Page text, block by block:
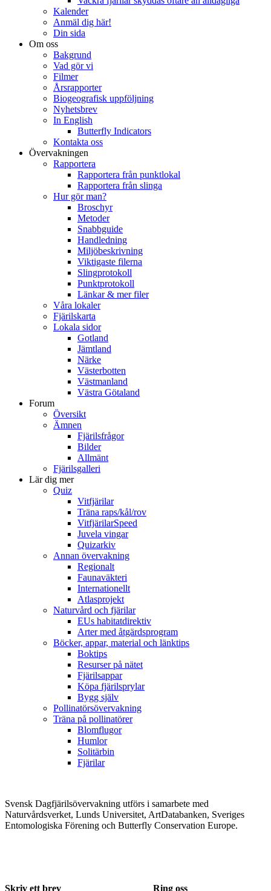
Kalender
Anmäl dig här!
Din sida
Om oss
Bakgrund
Vad gör vi
Filmer
Årsrapporter
Biogeografisk uppföljning
Nyhetsbrev
In English
Butterfly Indicators
Kontakta oss
Övervakningen
Rapportera
Rapportera från punktlokal
Rapportera från slinga
Hur gör man?
Broschyr
Metoder
Snabbguide
Handledning
Miljöbeskrivning
Viktigaste filerna
Slingprotokoll
Punktprotokoll
Länkar & mer filer
Våra lokaler
Fjärilskarta
Lokala sidor
Gotland
Jämtland
Närke
Västerbotten
Västmanland
Västra Götaland
Forum
Översikt
Ämnen
Fjärilsfrågor
Bilder
Allmänt
Fjärilsgalleri
Lär dig mer
Quiz
Vitfjärilar
Träna raps/kål/rov
VitfjärilarSpeed
Juvela vingar
Quizarkiv
Annan övervakning
Regionalt
Faunaväkteri
Internationellt
Atlasprojekt
Naturvård och fjärilar
EUs habitatdirektiv
Arter med åtgärdsprogram
Böcker, appar, material och länktips
Boktips
Resurser på nätet
Fjärilsappar
Köpa fjärilsprylar
Bygg själv
Pollinatörsövervakning
Träna på pollinatörer
Blomflugor
Humlor
Solitärbin
Fjärilar
Svensk Dagfjärilsövervakning utförs i samarbete med
Naturvårdsverket, Lunds Universitet, ArtDatabanken, Sveriges
Entomologiska Förening och Butterfly Conservation Europe.
Skriv ett brev Ring oss